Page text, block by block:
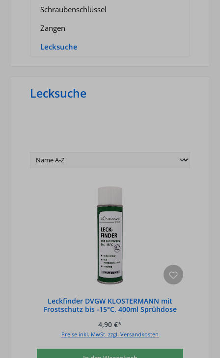
Schraubenschlüssel
Zangen
Lecksuche
Lecksuche
Leckfinder DVGW KLOSTERMANN mit
Frostschutz bis -15°C, 400ml Sprühdose
4,90 €*
Preise inkl. MwSt. zzgl. Versandkosten